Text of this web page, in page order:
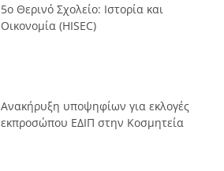
5ο Θερινό Σχολείο: Ιστορία και
Οικονομία (HISEC)
Ανακήρυξη υποψηφίων για εκλογές
εκπροσώπου ΕΔΙΠ στην Κοσμητεία